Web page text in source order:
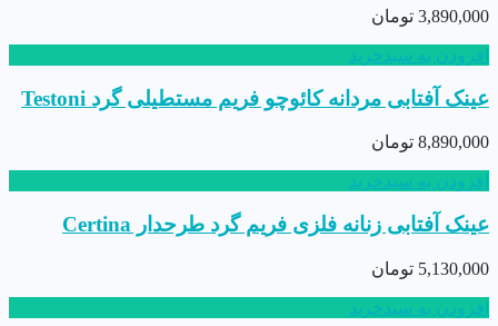
3,890,000 تومان
افزودن به سبدخرید
عینک آفتابی مردانه کائوچو فریم مستطیلی گرد Testoni
8,890,000 تومان
افزودن به سبدخرید
عینک آفتابی زنانه فلزی فریم گرد طرحدار Certina
5,130,000 تومان
افزودن به سبدخرید